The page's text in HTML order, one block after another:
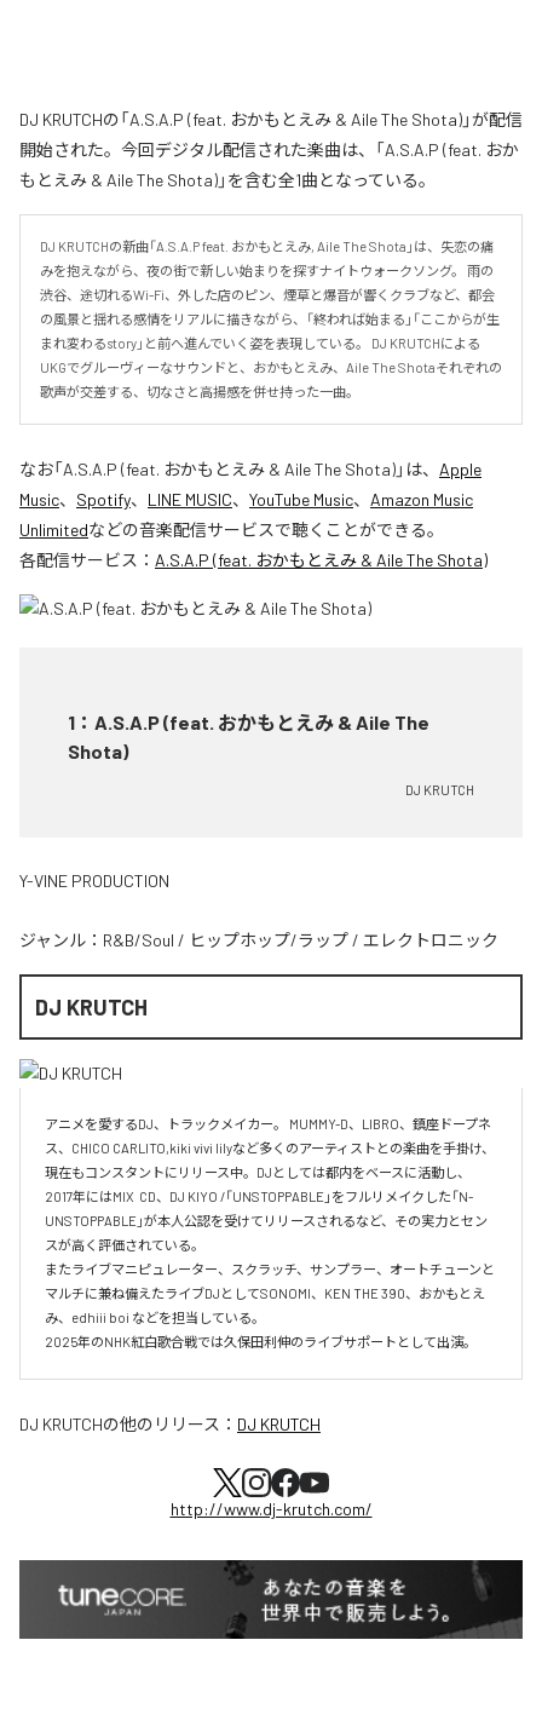
DJ KRUTCHの「A.S.A.P (feat. おかもとえみ & Aile The Shota)」が配信
開始された。今回デジタル配信された楽曲は、「A.S.A.P (feat. おか
もとえみ & Aile The Shota)」を含む全1曲となっている。
DJ KRUTCHの新曲「A.S.A.P feat. おかもとえみ, Aile The Shota」は、失恋の痛
みを抱えながら、夜の街で新しい始まりを探すナイトウォークソング。 雨の
渋谷、途切れるWi-Fi、外した店のピン、煙草と爆音が響くクラブなど、都会
の風景と揺れる感情をリアルに描きながら、「終われば始まる」「ここからが生
まれ変わるstory」と前へ進んでいく姿を表現している。 DJ KRUTCHによる
UKGでグルーヴィーなサウンドと、おかもとえみ、Aile The Shotaそれぞれの
歌声が交差する、切なさと高揚感を併せ持った一曲。
なお「A.S.A.P (feat. おかもとえみ & Aile The Shota)」は、 Apple
Music、 Spotify、 LINE MUSIC、 YouTube Music、 Amazon Music
Unlimitedなどの音楽配信サービスで聴くことができる。
各配信サービス： A.S.A.P (feat. おかもとえみ & Aile The Shota)
1 ： A.S.A.P (feat. おかもとえみ & Aile The
Shota)
DJ KRUTCH
Y-VINE PRODUCTION
ジャンル： R&B/Soul / ヒップホップ/ラップ / エレクトロニック
DJ KRUTCH
アニメを愛するDJ、トラックメイカー。 MUMMY-D、LIBRO、鎮座ドープネ
ス、CHICO CARLITO,kiki vivi lilyなど多くのアーティストとの楽曲を手掛け、
現在もコンスタントにリリース中。DJとしては都内をベースに活動し、
2017年にはMIX  CD、DJ KIYO /「UNSTOPPABLE」をフルリメイクした「N-
UNSTOPPABLE」が本人公認を受けてリリースされるなど、その実力とセン
スが高く評価されている。
またライブマニピュレーター、スクラッチ、サンプラー、オートチューンと
マルチに兼ね備えたライブDJとしてSONOMI、KEN THE 390、おかもとえ
み、edhiii boi などを担当している。
DJ KRUTCHの他のリリース： DJ KRUTCH
http://www.dj-krutch.com/